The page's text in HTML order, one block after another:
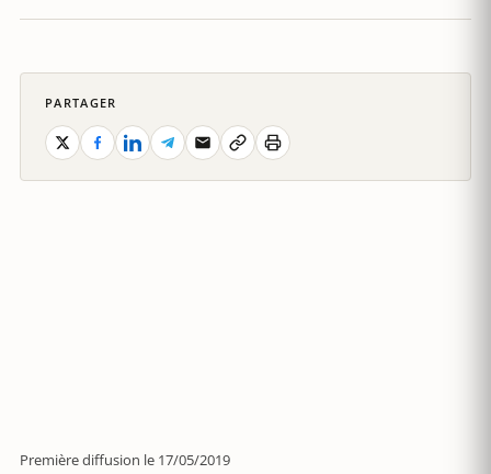
Première diffusion le 17/05/2019
PARTAGER